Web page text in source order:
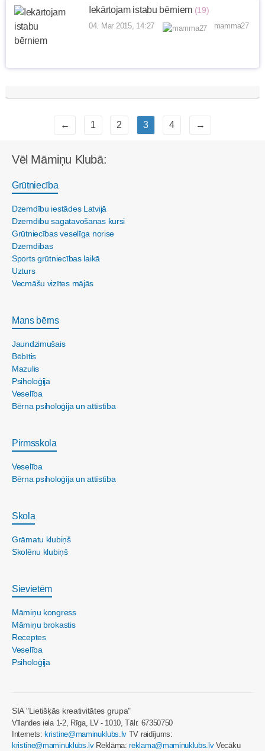
Iekārtojam istabu bērniem (19)
04. Mar 2015, 14:27 mamma27
← 1 2 3 4 →
Vēl Māmiņu Klubā:
Grūtniecība
Dzemdību iestādes Latvijā
Dzemdību sagatavošanas kursi
Grūtniecības veselīga norise
Dzemdības
Sports grūtniecības laikā
Uzturs
Vecmāšu vizītes mājās
Mans bērns
Jaundzimušais
Bēbītis
Mazulis
Psiholoģija
Veselība
Bērna psiholoģija un attīstība
Pirmsskola
Veselība
Bērna psiholoģija un attīstība
Skola
Grāmatu klubiņš
Skolēnu klubiņš
Sievietēm
Māmiņu kongress
Māmiņu brokastis
Receptes
Veselība
Psiholoģija
SIA "Lietišķās kreativitātes grupa"
Vīlandes iela 1-2, Rīga, LV - 1010, Tālr. 67350750
Internets: kristine@maminuklubs.lv TV raidījums:
kristine@maminuklubs.lvReklāma:reklama@maminuklubs.lvVecāku